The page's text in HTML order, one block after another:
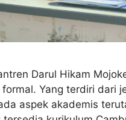
Darul Hikam
Yang terdiri dari
aspek akademis